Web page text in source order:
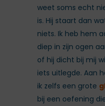
weet soms echt
is. Hij staart dan
niets. Ik heb hem
diep in zijn ogen
of hij dicht bij mij
iets uitlegde. Aan
ik zelfs een grote
bij een oefening